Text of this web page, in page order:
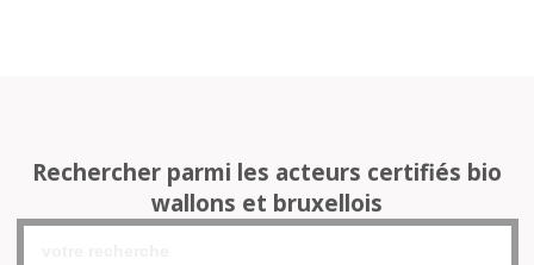
Rechercher parmi les acteurs certifiés bio
wallons et bruxellois